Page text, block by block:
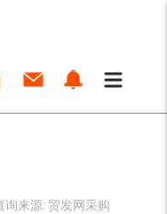
询来源: 贸发网采购